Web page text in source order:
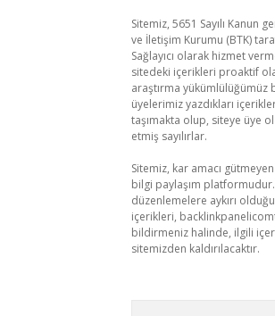
Sitemiz, 5651 Sayılı Kanun
ve İletişim Kurumu (BTK)
Sağlayıcı olarak hizmet
sitedeki içerikleri proaktif
araştırma yükümlülüğümüz
üyelerimiz yazdıkları
taşımakta olup, siteye üye
etmiş sayılırlar.
Sitemiz, kar amacı
bilgi paylaşım
düzenlemelere aykırı
içerikleri,
bildirmeniz halinde, ilgili
sitemizden kaldırılacaktır.